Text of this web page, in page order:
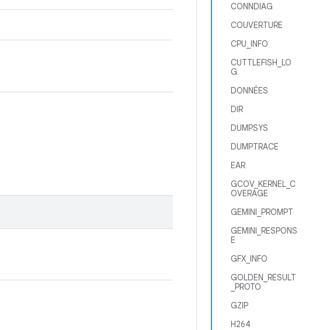
CONNDIAG
COUVERTURE
CPU_INFO
CUTTLEFISH_LO
G
DONNÉES
DIR
DUMPSYS
DUMPTRACE
EAR
GCOV_KERNEL_C
OVERAGE
GEMINI_PROMPT
GEMINI_RESPONS
E
GFX_INFO
GOLDEN_RESULT
_PROTO
GZIP
H264